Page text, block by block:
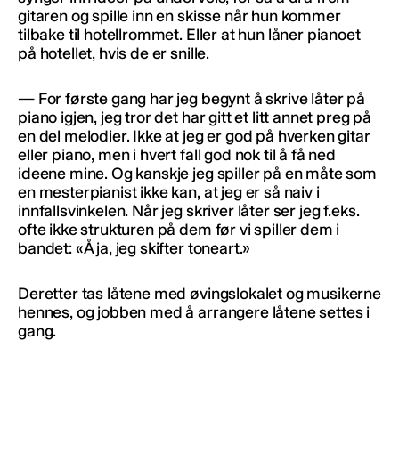
gitaren og spille inn en skisse når hun kommer
tilbake til hotellrommet. Eller at hun låner pianoet
på hotellet, hvis de er snille.
— For første gang har jeg begynt å skrive låter på
piano igjen, jeg tror det har gitt et litt annet preg på
en del melodier. Ikke at jeg er god på hverken gitar
eller piano, men i hvert fall god nok til å få ned
ideene mine. Og kanskje jeg spiller på en måte som
en mesterpianist ikke kan, at jeg er så naiv i
innfallsvinkelen. Når jeg skriver låter ser jeg f.eks.
ofte ikke strukturen på dem før vi spiller dem i
bandet: «Å ja, jeg skifter toneart.»
Deretter tas låtene med øvingslokalet og musikerne
hennes, og jobben med å arrangere låtene settes i
gang.